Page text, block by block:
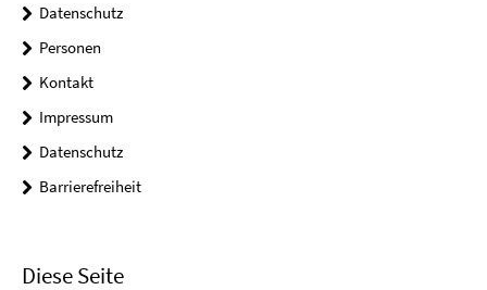
Datenschutz
Personen
Kontakt
Impressum
Datenschutz
Barrierefreiheit
Diese Seite